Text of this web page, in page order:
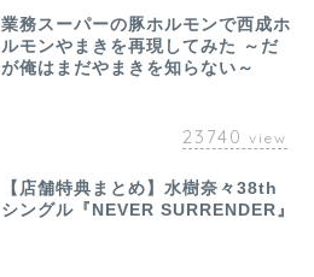
業務スーパーの豚ホルモンで西成ホ
ルモンやまきを再現してみた ～だ
が俺はまだやまきを知らない～
23740 view
【店舗特典まとめ】水樹奈々38th
シングル『NEVER SURRENDER』